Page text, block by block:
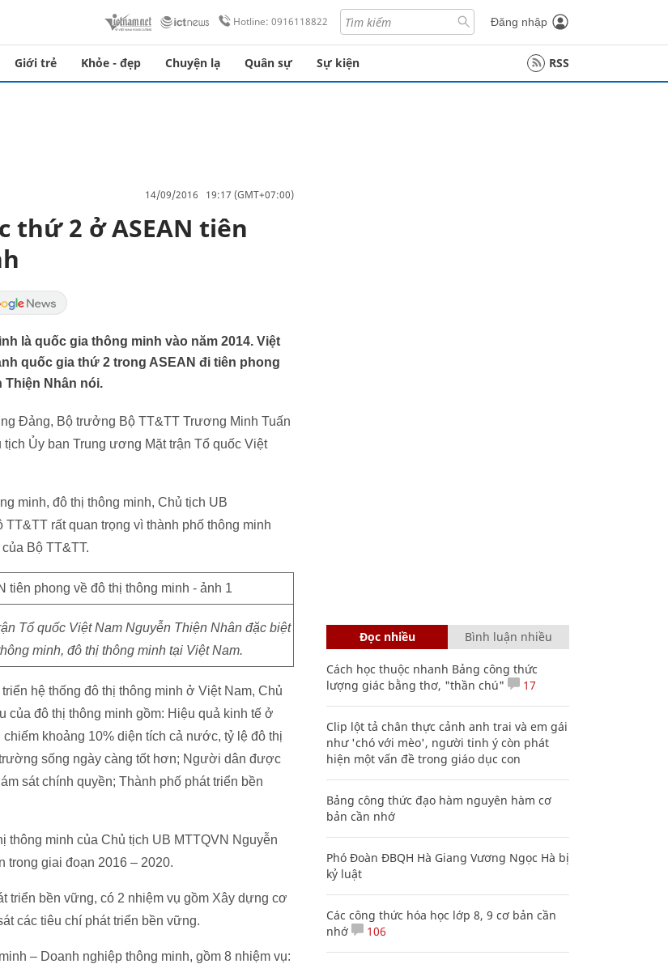
Hotline: 0916118822 Đăng nhập
Giới trẻ Khỏe - đẹp Chuyện lạ Quân sự Sự kiện RSS
14/09/2016 19:17 (GMT+07:00)
thứ 2 ở ASEAN tiên
là quốc gia thông minh vào năm 2014. Việt
quốc gia thứ 2 trong ASEAN đi tiên phong
Thiện Nhân nói.
Đảng, Bộ trưởng Bộ TT&TT Trương Minh Tuấn
Ủy ban Trung ương Mặt trận Tổ quốc Việt
minh, đô thị thông minh, Chủ tịch UB
rất quan trọng vì thành phố thông minh
Bộ TT&TT.
Tổ quốc Việt Nam Nguyễn Thiện Nhân đặc biệt
minh, đô thị thông minh tại Việt Nam.
hệ thống đô thị thông minh ở Việt Nam, Chủ
của đô thị thông minh gồm: Hiệu quả kinh tế ở
khoảng 10% diện tích cả nước, tỷ lệ đô thị
sống ngày càng tốt hơn; Người dân được
sát chính quyền; Thành phố phát triển bền
thông minh của Chủ tịch UB MTTQVN Nguyễn
trong giai đoạn 2016 – 2020.
triển bền vững, có 2 nhiệm vụ gồm Xây dựng cơ
các tiêu chí phát triển bền vững.
– Doanh nghiệp thông minh, gồm 8 nhiệm vụ:
Đọc nhiều Bình luận nhiều
Cách học thuộc nhanh Bảng công thức
lượng giác bằng thơ, "thần chú"
17
Clip lột tả chân thực cảnh anh trai và em gái
như 'chó với mèo', người tinh ý còn phát
hiện một vấn đề trong giáo dục con
Bảng công thức đạo hàm nguyên hàm cơ
bản cần nhớ
Phó Đoàn ĐBQH Hà Giang Vương Ngọc Hà bị
kỷ luật
Các công thức hóa học lớp 8, 9 cơ bản cần
nhớ
106